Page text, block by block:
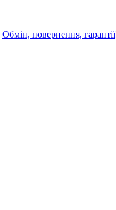
Обмін, повернення, гарантії